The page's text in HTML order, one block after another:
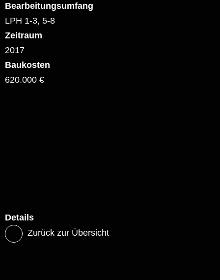
Bearbeitungsumfang
LPH 1-3, 5-8
Zeitraum
2017
Baukosten
620.000 €
Details
Zurück zur Übersicht